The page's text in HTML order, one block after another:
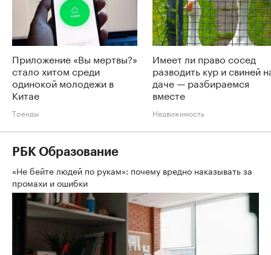
Приложение «Вы мертвы?»
стало хитом среди
одинокой молодежи в
Китае
Тренды
Имеет ли право сосед
разводить кур и свиней
даче — разбираемся
вместе
Недвижимость
РБК Образование
«Не бейте людей по рукам»: почему вредно наказывать за
промахи и ошибки